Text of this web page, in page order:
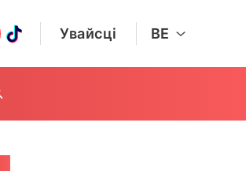
Увайсці BE